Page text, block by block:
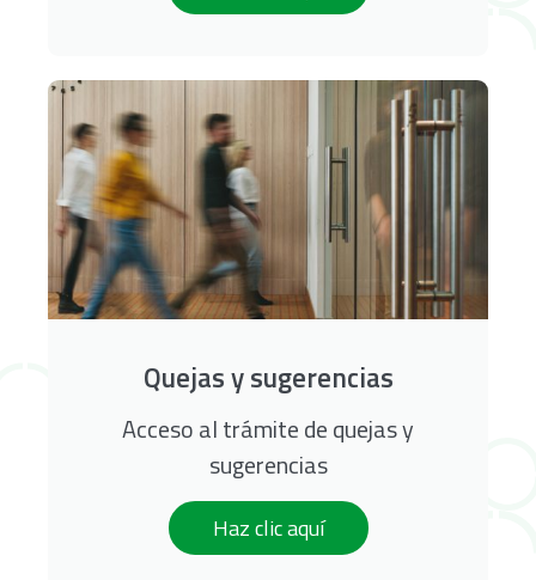
Quejas y sugerencias
Acceso al trámite de quejas y
sugerencias
Haz clic aquí